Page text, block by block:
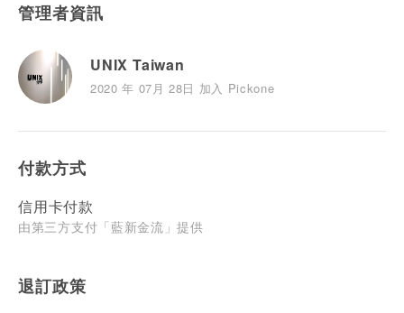
管理者資訊
UNIX Taiwan
2020 年 07月 28日 加入 Pickone
付款方式
信用卡付款
由第三方支付「藍新金流」提供
退訂政策